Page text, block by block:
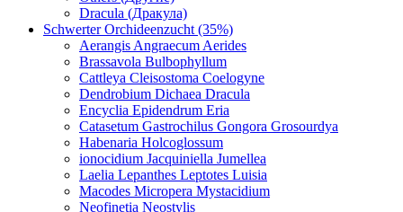
Dracula (Дракула)
Schwerter Orchideenzucht (35%)
Aerangis Angraecum Aerides
Brassavola Bulbophyllum
Cattleya Cleisostoma Coelogyne
Dendrobium Dichaea Dracula
Encyclia Epidendrum Eria
Catasetum Gastrochilus Gongora Grosourdya
Habenaria Holcoglossum
ionocidium Jacquiniella Jumellea
Laelia Lepanthes Leptotes Luisia
Macodes Micropera Mystacidium
Neofinetia Neostylis